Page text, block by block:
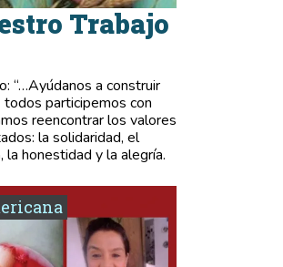
Trabajo
“…Ayúdanos a construir
todos participemos con
reencontrar los valores
la solidaridad, el
honestidad y la alegría.